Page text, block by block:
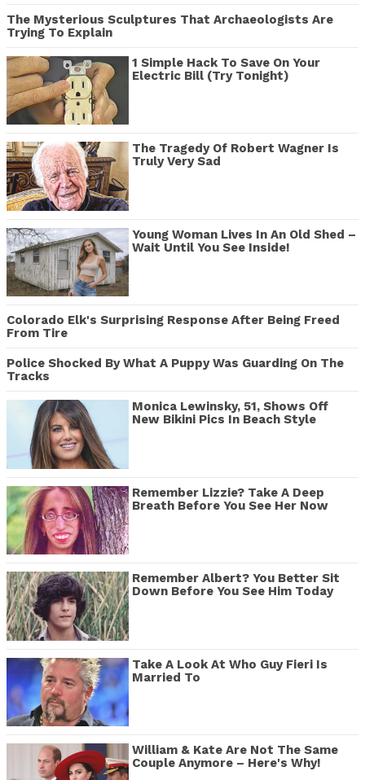
The Mysterious Sculptures That Archaeologists Are
Trying To Explain
1 Simple Hack To Save On Your
Electric Bill (Try Tonight)
The Tragedy Of Robert Wagner Is
Truly Very Sad
Young Woman Lives In An Old Shed –
Wait Until You See Inside!
Colorado Elk's Surprising Response After Being Freed
From Tire
Police Shocked By What A Puppy Was Guarding On The
Tracks
Monica Lewinsky, 51, Shows Off
New Bikini Pics In Beach Style
Remember Lizzie? Take A Deep
Breath Before You See Her Now
Remember Albert? You Better Sit
Down Before You See Him Today
Take A Look At Who Guy Fieri Is
Married To
William & Kate Are Not The Same
Couple Anymore – Here's Why!